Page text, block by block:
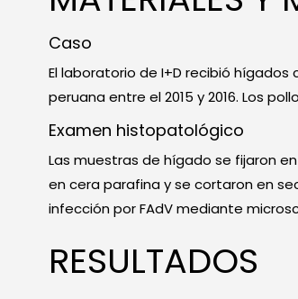
Caso
El laboratorio de I+D recibió
peruana entre el 2015 y 2016. Los
Examen histopatológico
Las muestras de hígado se fijaron
en cera parafina y se cortaron en
infección por FAdV mediante
RESULTADOS